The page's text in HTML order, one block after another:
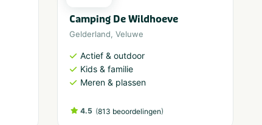
Camping De Wildhoeve
Gelderland, Veluwe
Actief & outdoor
Kids & familie
Meren & plassen
4.5 (813 beoordelingen)